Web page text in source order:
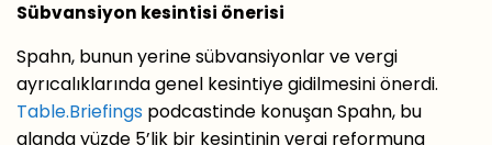
Sübvansiyon kesintisi önerisi
Spahn, bunun yerine sübvansiyonlar ve vergi
ayrıcalıklarında genel kesintiye gidilmesini önerdi.
Table.Briefings podcastinde konuşan Spahn, bu
alanda yüzde 5’lik bir kesintinin vergi reformuna